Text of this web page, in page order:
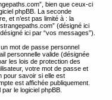
bien que ceux-ci
phpBB. La seconde
et n’est pas limité à : la
(désigné ici
ici par “vos messages”).
mot de passe personnel
personnelle valide (désignée
les lois de protection des
votre mot de passe et
pour savoir si elle est
est affichée publiquement.
le logiciel phpBB.